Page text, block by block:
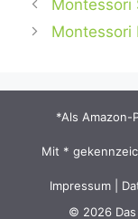
Montessori
Montessori
*Als Amazon-
Mit *
Impressum|
© 2026 Das